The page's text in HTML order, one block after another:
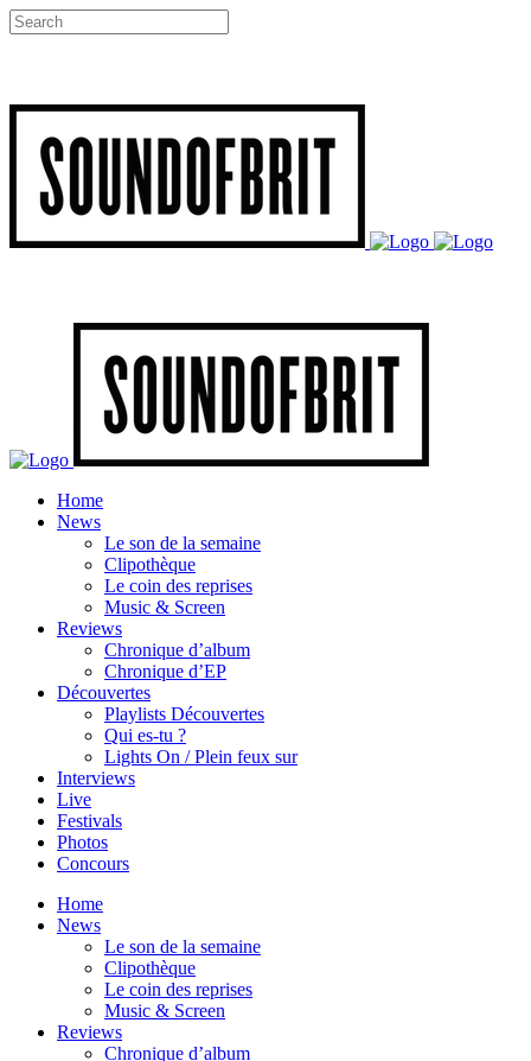
Home
News
Le son de la semaine
Clipothèque
Le coin des reprises
Music & Screen
Reviews
Chronique d’album
Chronique d’EP
Découvertes
Playlists Découvertes
Qui es-tu ?
Lights On / Plein feux sur
Interviews
Live
Festivals
Photos
Concours
Home
News
Le son de la semaine
Clipothèque
Le coin des reprises
Music & Screen
Reviews
Chronique d’album